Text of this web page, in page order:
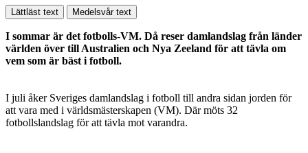
Lättläst text Medelsvår text
I sommar är det fotbolls-VM. Då reser damlandslag från länder
världen över till Australien och Nya Zeeland för att tävla om
vem som är bäst i fotboll.
I juli åker Sveriges damlandslag i fotboll till andra sidan jorden för
att vara med i världsmästerskapen (VM). Där möts 32
fotbollslandslag för att tävla mot varandra.